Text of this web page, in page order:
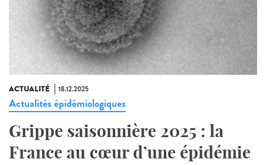
ACTUALITÉ 18.12.2025
Actualités épidémiologiques
Grippe saisonnière 2025 : la
France au cœur d’une épidémie